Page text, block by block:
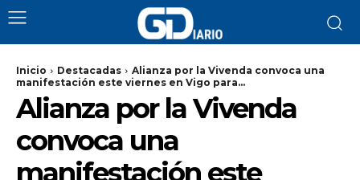
Inicio Destacadas
Alianza por la Vivenda convoca una
manifestación este viernes en Vigo para...
Alianza por la Vivenda
convoca una
manifestación este